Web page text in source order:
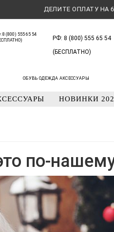
ДЕЛИТЕ ОПЛАТУ НА 6
РФ: 8 (800) 555 65 54
(БЕСПЛАТНО)
ОБУВЬ ОДЕЖДА АКСЕССУАРЫ
НОВИНКИ
по-